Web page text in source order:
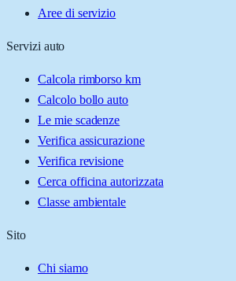
Aree di servizio
Servizi auto
Calcola rimborso km
Calcolo bollo auto
Le mie scadenze
Verifica assicurazione
Verifica revisione
Cerca officina autorizzata
Classe ambientale
Sito
Chi siamo